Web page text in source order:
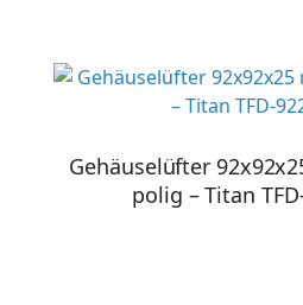
Gehäuselüfter
polig – Titan